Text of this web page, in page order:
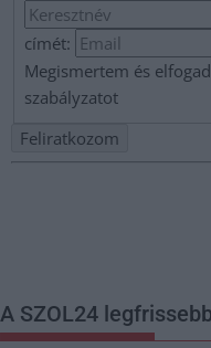
címét:
Megismertem és
szabályzatot
A SZOL24